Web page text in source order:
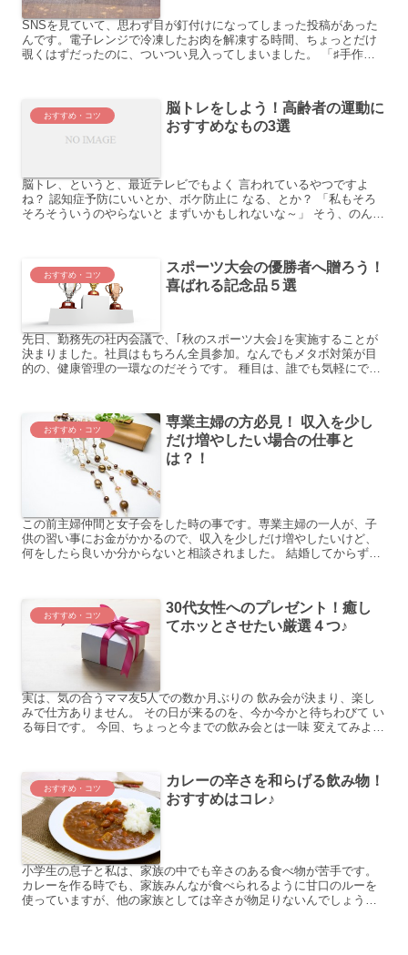
SNSを見ていて、思わず目が釘付けになってしまった投稿があった
んです。電子レンジで冷凍したお肉を解凍する時間、ちょっとだけ
覗くはずだったのに、ついつい見入ってしまいました。 「♯手作り
おすすめ・コツ
脳トレをしよう！高齢者の運動に
おすすめなもの3選
脳トレ、というと、最近テレビでもよく 言われているやつですよ
ね？ 認知症予防にいいとか、ボケ防止に なる、とか？ 「私もそろ
そろそういうのやらないと まずいかもしれないな～」 そう、のんび
おすすめ・コツ
スポーツ大会の優勝者へ贈ろう！
喜ばれる記念品５選
先日、勤務先の社内会議で、｢秋のスポーツ大会｣を実施することが
決まりました。社員はもちろん全員参加。なんでもメタボ対策が目
的の、健康管理の一環なのだそうです。 種目は、誰でも気軽にでき
おすすめ・コツ
専業主婦の方必見！ 収入を少し
だけ増やしたい場合の仕事と
は？！
この前主婦仲間と女子会をした時の事です。専業主婦の一人が、子
供の習い事にお金がかかるので、収入を少しだけ増やしたいけど、
何をしたら良いか分からないと相談されました。 結婚してからずっ
おすすめ・コツ
30代女性へのプレゼント！癒し
てホッとさせたい厳選４つ♪
実は、気の合うママ友5人での数か月ぶりの 飲み会が決まり、楽し
みで仕方ありません。 その日が来るのを、今か今かと待ちわびて い
る毎日です。 今回、ちょっと今までの飲み会とは一味 変えてみよ
おすすめ・コツ
カレーの辛さを和らげる飲み物！
おすすめはコレ♪
小学生の息子と私は、家族の中でも辛さのある食べ物が苦手です。
カレーを作る時でも、家族みんなが食べられるように甘口のルーを
使っていますが、他の家族としては辛さが物足りないんでしょう